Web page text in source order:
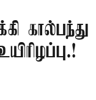
கால்பந்து